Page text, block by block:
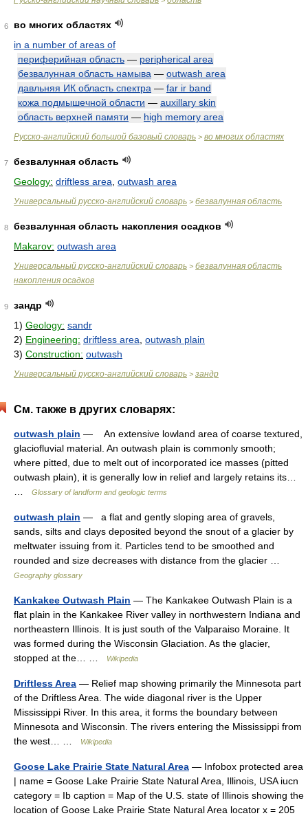
6
во многих областях
in a number of areas of
периферийная область — peripherical area
безвалунная область намыва — outwash area
давльняя ИК область спектра — far ir band
кожа подмышечной области — auxillary skin
область верхней памяти — high memory area
Русско-английский большой базовый словарь > во многих областях
7
безвалунная область
Geology: driftless area outwash area
Универсальный русско-английский словарь > безвалунная область
8
безвалунная область накопления осадков
Makarov: outwash area
Универсальный русско-английский словарь > безвалунная область
накопления осадков
9
зандр
1) Geology: sandr
2) Engineering: driftless area outwash plain
3) Construction: outwash
Универсальный русско-английский словарь > зандр
См. также в других словарях:
outwash plain — An extensive lowland area of coarse textured,
glaciofluvial material. An outwash plain is commonly smooth;
where pitted, due to melt out of incorporated ice masses (pitted
outwash plain), it is generally low in relief and largely retains its…
Glossary of landform and geologic terms
outwash plain — a flat and gently sloping area of gravels,
sands, silts and clays deposited beyond the snout of a glacier by
meltwater issuing from it. Particles tend to be smoothed and
rounded and size decreases with distance from the glacier …
Geography glossary
Kankakee Outwash Plain — The Kankakee Outwash Plain is a
flat plain in the Kankakee River valley in northwestern Indiana and
northeastern Illinois. It is just south of the Valparaiso Moraine. It
was formed during the Wisconsin Glaciation. As the glacier,
stopped at the… …
Wikipedia
Driftless Area — Relief map showing primarily the Minnesota part
of the Driftless Area. The wide diagonal river is the Upper
Mississippi River. In this area, it forms the boundary between
Minnesota and Wisconsin. The rivers entering the Mississippi from
the west… …
Wikipedia
Goose Lake Prairie State Natural Area — Infobox protected area
| name = Goose Lake Prairie State Natural Area, Illinois, USA iucn
category = Ib caption = Map of the U.S. state of Illinois showing the
location of Goose Lake Prairie State Natural Area locator x = 205